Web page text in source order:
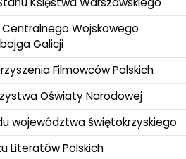
Centralnego Wojskowego
Galicji
Filmowców Polskich
Oświaty Narodowej
województwa świętokrzyskiego
Literatów Polskich